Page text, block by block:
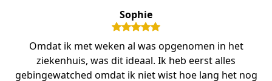
Sophie
Omdat ik met weken al was opgenomen in het
ziekenhuis, was dit ideaal. Ik heb eerst alles
gebingewatched omdat ik niet wist hoe lang het nog